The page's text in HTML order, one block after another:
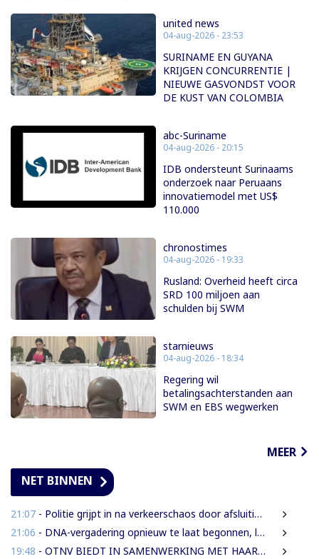
united news
04-aug-2026 - 23:53
SURINAME EN GUYANA
KRIJGEN CONCURRENTIE |
NIEUWE GASVONDST VOOR
DE KUST VAN COLOMBIA
abc-Suriname
04-aug-2026 - 20:15
IDB ondersteunt Surinaams
onderzoek naar Peruaans
innovatiemodel met US$
110.000
chronostimes
04-aug-2026 - 19:33
Rusland: Overheid heeft circa
SRD 100 miljoen aan
schulden bij SWM
starnieuws
04-aug-2026 - 18:34
Regering wil
betalingsachterstanden aan
SWM en EBS wegwerken
MEER
NET BINNEN
21:07 - Politie grijpt in na verkeerschaos door afsluiting Domineestraat
21:06 - DNA-vergadering opnieuw te laat begonnen, leden eisen aanpak laatkomers
19:48 - OTNV BIEDT IN SAMENWERKING MET HAAR INTERNATIONALE PARTNERS 200 GRATIS STUDIEBEURZEN AAN TECHNISCH TALENT